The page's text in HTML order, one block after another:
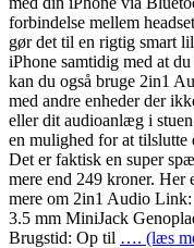
forbindelse mellem
gør det til en rigtig smart
iPhone samtidig med at
kan du også bruge 2in1
med andre enheder der
eller dit audioanlæg i
en mulighed for at
Det er faktisk en super
mere end 249 kroner.
mere om 2in1 Audio
3.5 mm MiniJack
Brugstid: Op til …. (læs